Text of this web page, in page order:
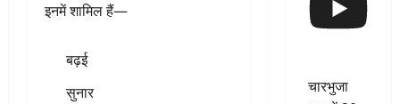
इनमें शामिल हैं—
बढ़ई
सुनार
चारभुजा